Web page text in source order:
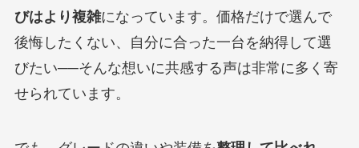
びはより複雑になっています。価格だけで選んで
後悔したくない、自分に合った一台を納得して選
びたい──そんな想いに共感する声は非常に多く寄
せられています。